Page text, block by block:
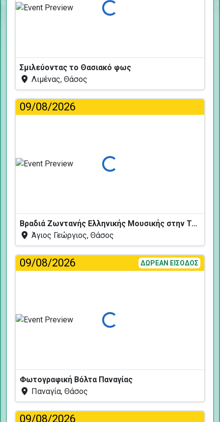
Σμιλεύοντας το Θασιακό φως
Λιμένας, Θάσος
09/08/2026
Φόρτωση...
Βραδιά Ζωντανής Ελληνικής Μουσικής στην Ταβέρνα Κελάρι
Άγιος Γεώργιος, Θάσος
09/08/2026 ΔΩΡΕΑΝ ΕΙΣΟΔΟΣ
Φόρτωση...
Φωτογραφική Βόλτα Παναγίας
Παναγία, Θάσος
09/08/2026